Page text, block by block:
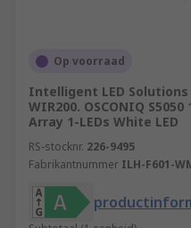
Op voorraad
Intelligent LED Solutions
WIR200. OSCONIQ
Array 1-LEDs White LED
RS-stocknr. 226-9495
Fabrikantnummer ILH-F601-